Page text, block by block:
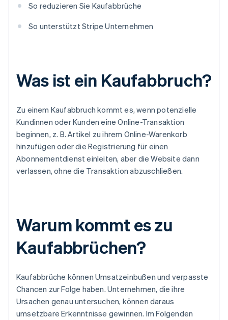
So reduzieren Sie Kaufabbrüche
So unterstützt Stripe Unternehmen
Was ist ein Kaufabbruch?
Zu einem Kaufabbruch kommt es, wenn potenzielle
Kundinnen oder Kunden eine Online-Transaktion
beginnen, z. B. Artikel zu ihrem Online-Warenkorb
hinzufügen oder die Registrierung für einen
Abonnementdienst einleiten, aber die Website dann
verlassen, ohne die Transaktion abzuschließen.
Warum kommt es zu
Kaufabbrüchen?
Kaufabbrüche können Umsatzeinbußen und verpasste
Chancen zur Folge haben. Unternehmen, die ihre
Ursachen genau untersuchen, können daraus
umsetzbare Erkenntnisse gewinnen. Im Folgenden